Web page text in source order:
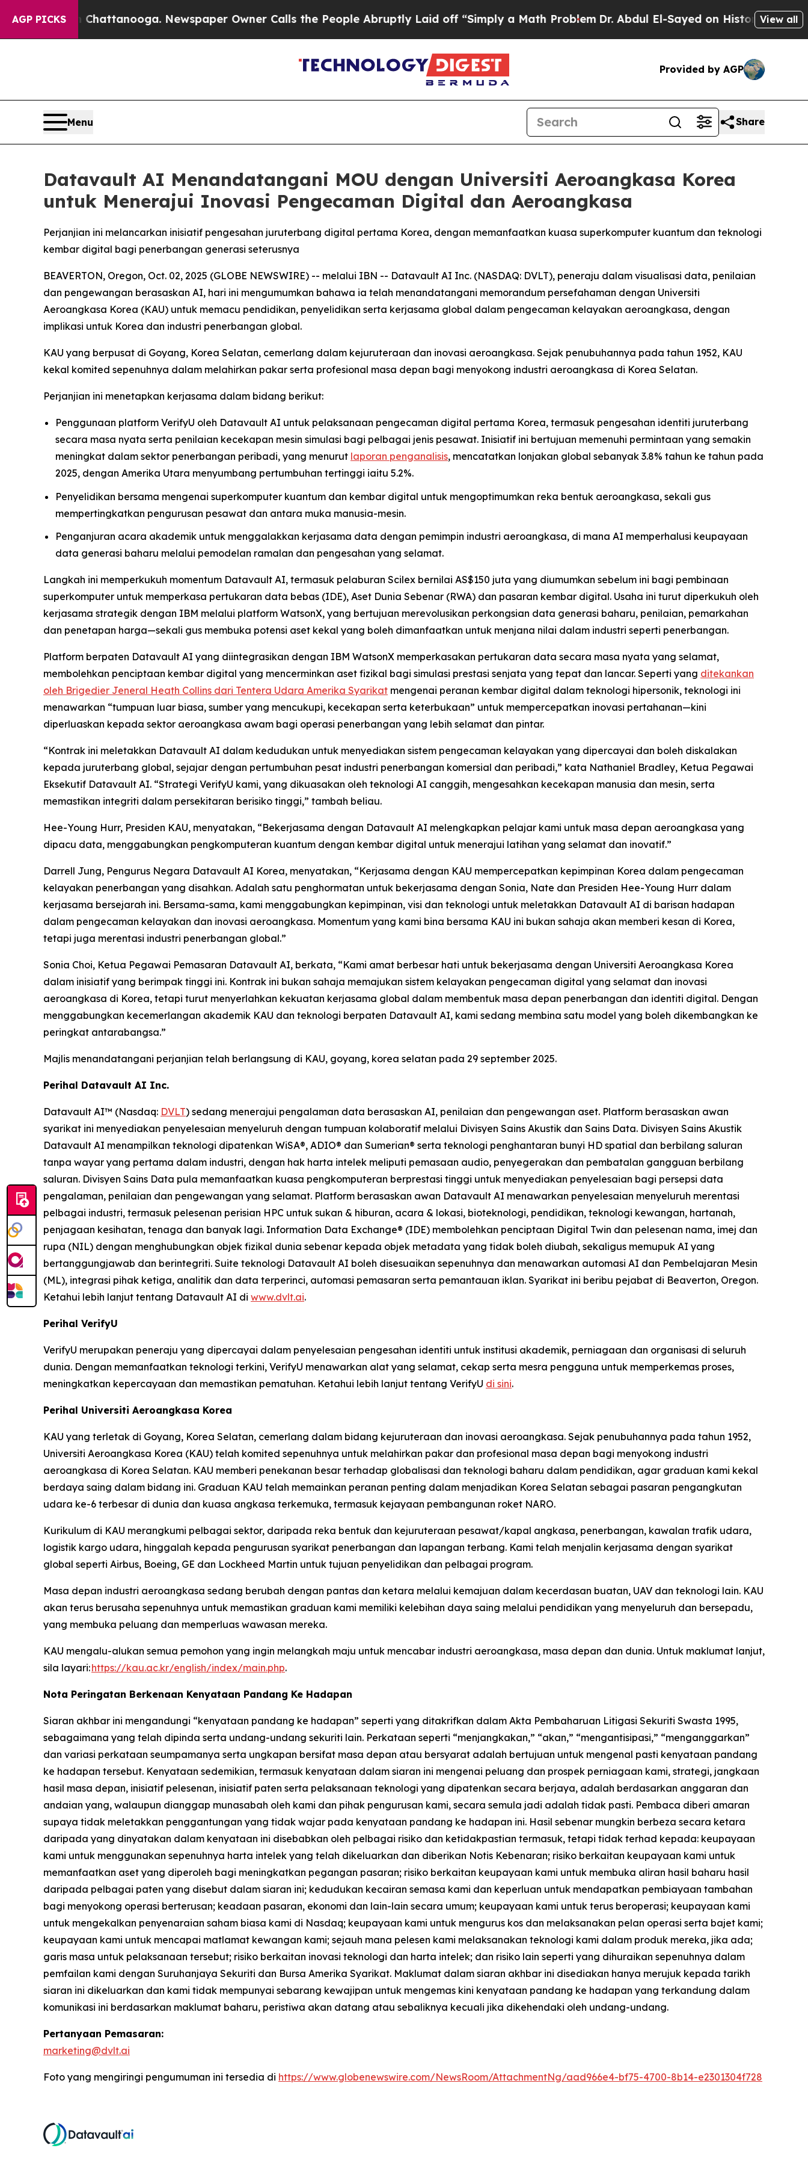
AGP PICKS
in Chattanooga. Newspaper Owner Calls the People Abruptly Laid off “Simply a Math Problem Dr. Abdul El-Sayed on Historic Michigan Win:View all
Provided by AGP
Menu Share
Datavault AI Menandatangani MOU dengan Universiti Aeroangkasa Korea
untuk Menerajui Inovasi Pengecaman Digital dan Aeroangkasa
Perjanjian ini melancarkan inisiatif pengesahan juruterbang digital pertama Korea, dengan memanfaatkan kuasa superkomputer kuantum dan teknologi
kembar digital bagi penerbangan generasi seterusnya
BEAVERTON, Oregon, Oct. 02, 2025 (GLOBE NEWSWIRE) -- melalui IBN -- Datavault AI Inc. (NASDAQ: DVLT), peneraju dalam visualisasi data, penilaian
dan pengewangan berasaskan AI, hari ini mengumumkan bahawa ia telah menandatangani memorandum persefahaman dengan Universiti
Aeroangkasa Korea (KAU) untuk memacu pendidikan, penyelidikan serta kerjasama global dalam pengecaman kelayakan aeroangkasa, dengan
implikasi untuk Korea dan industri penerbangan global.
KAU yang berpusat di Goyang, Korea Selatan, cemerlang dalam kejuruteraan dan inovasi aeroangkasa. Sejak penubuhannya pada tahun 1952, KAU
kekal komited sepenuhnya dalam melahirkan pakar serta profesional masa depan bagi menyokong industri aeroangkasa di Korea Selatan.
Perjanjian ini menetapkan kerjasama dalam bidang berikut:
Penggunaan platform VerifyU oleh Datavault AI untuk pelaksanaan pengecaman digital pertama Korea, termasuk pengesahan identiti juruterbang
secara masa nyata serta penilaian kecekapan mesin simulasi bagi pelbagai jenis pesawat. Inisiatif ini bertujuan memenuhi permintaan yang semakin
meningkat dalam sektor penerbangan peribadi, yang menurut laporan penganalisis, mencatatkan lonjakan global sebanyak 3.8% tahun ke tahun pada
2025, dengan Amerika Utara menyumbang pertumbuhan tertinggi iaitu 5.2%.
Penyelidikan bersama mengenai superkomputer kuantum dan kembar digital untuk mengoptimumkan reka bentuk aeroangkasa, sekali gus
mempertingkatkan pengurusan pesawat dan antara muka manusia-mesin.
Penganjuran acara akademik untuk menggalakkan kerjasama data dengan pemimpin industri aeroangkasa, di mana AI memperhalusi keupayaan
data generasi baharu melalui pemodelan ramalan dan pengesahan yang selamat.
Langkah ini memperkukuh momentum Datavault AI, termasuk pelaburan Scilex bernilai AS$150 juta yang diumumkan sebelum ini bagi pembinaan
superkomputer untuk memperkasa pertukaran data bebas (IDE), Aset Dunia Sebenar (RWA) dan pasaran kembar digital. Usaha ini turut diperkukuh oleh
kerjasama strategik dengan IBM melalui platform WatsonX, yang bertujuan merevolusikan perkongsian data generasi baharu, penilaian, pemarkahan
dan penetapan harga—sekali gus membuka potensi aset kekal yang boleh dimanfaatkan untuk menjana nilai dalam industri seperti penerbangan.
Platform berpaten Datavault AI yang diintegrasikan dengan IBM WatsonX memperkasakan pertukaran data secara masa nyata yang selamat,
membolehkan penciptaan kembar digital yang mencerminkan aset fizikal bagi simulasi prestasi senjata yang tepat dan lancar. Seperti yang ditekankan
oleh Brigedier Jeneral Heath Collins dari Tentera Udara Amerika Syarikat mengenai peranan kembar digital dalam teknologi hipersonik, teknologi ini
menawarkan “tumpuan luar biasa, sumber yang mencukupi, kecekapan serta keterbukaan” untuk mempercepatkan inovasi pertahanan—kini
diperluaskan kepada sektor aeroangkasa awam bagi operasi penerbangan yang lebih selamat dan pintar.
“Kontrak ini meletakkan Datavault AI dalam kedudukan untuk menyediakan sistem pengecaman kelayakan yang dipercayai dan boleh diskalakan
kepada juruterbang global, sejajar dengan pertumbuhan pesat industri penerbangan komersial dan peribadi,” kata Nathaniel Bradley, Ketua Pegawai
Eksekutif Datavault AI. “Strategi VerifyU kami, yang dikuasakan oleh teknologi AI canggih, mengesahkan kecekapan manusia dan mesin, serta
memastikan integriti dalam persekitaran berisiko tinggi,” tambah beliau.
Hee-Young Hurr, Presiden KAU, menyatakan, “Bekerjasama dengan Datavault AI melengkapkan pelajar kami untuk masa depan aeroangkasa yang
dipacu data, menggabungkan pengkomputeran kuantum dengan kembar digital untuk menerajui latihan yang selamat dan inovatif.”
Darrell Jung, Pengurus Negara Datavault AI Korea, menyatakan, “Kerjasama dengan KAU mempercepatkan kepimpinan Korea dalam pengecaman
kelayakan penerbangan yang disahkan. Adalah satu penghormatan untuk bekerjasama dengan Sonia, Nate dan Presiden Hee-Young Hurr dalam
kerjasama bersejarah ini. Bersama-sama, kami menggabungkan kepimpinan, visi dan teknologi untuk meletakkan Datavault AI di barisan hadapan
dalam pengecaman kelayakan dan inovasi aeroangkasa. Momentum yang kami bina bersama KAU ini bukan sahaja akan memberi kesan di Korea,
tetapi juga merentasi industri penerbangan global.”
Sonia Choi, Ketua Pegawai Pemasaran Datavault AI, berkata, “Kami amat berbesar hati untuk bekerjasama dengan Universiti Aeroangkasa Korea
dalam inisiatif yang berimpak tinggi ini. Kontrak ini bukan sahaja memajukan sistem kelayakan pengecaman digital yang selamat dan inovasi
aeroangkasa di Korea, tetapi turut menyerlahkan kekuatan kerjasama global dalam membentuk masa depan penerbangan dan identiti digital. Dengan
menggabungkan kecemerlangan akademik KAU dan teknologi berpaten Datavault AI, kami sedang membina satu model yang boleh dikembangkan ke
peringkat antarabangsa.”
Majlis menandatangani perjanjian telah berlangsung di KAU, goyang, korea selatan pada 29 september 2025.
Perihal Datavault AI Inc.
Datavault AI™ (Nasdaq: DVLT) sedang menerajui pengalaman data berasaskan AI, penilaian dan pengewangan aset. Platform berasaskan awan
syarikat ini menyediakan penyelesaian menyeluruh dengan tumpuan kolaboratif melalui Divisyen Sains Akustik dan Sains Data. Divisyen Sains Akustik
Datavault AI menampilkan teknologi dipatenkan WiSA®, ADIO® dan Sumerian® serta teknologi penghantaran bunyi HD spatial dan berbilang saluran
tanpa wayar yang pertama dalam industri, dengan hak harta intelek meliputi pemasaan audio, penyegerakan dan pembatalan gangguan berbilang
saluran. Divisyen Sains Data pula memanfaatkan kuasa pengkomputeran berprestasi tinggi untuk menyediakan penyelesaian bagi persepsi data
pengalaman, penilaian dan pengewangan yang selamat. Platform berasaskan awan Datavault AI menawarkan penyelesaian menyeluruh merentasi
pelbagai industri, termasuk pelesenan perisian HPC untuk sukan & hiburan, acara & lokasi, bioteknologi, pendidikan, teknologi kewangan, hartanah,
penjagaan kesihatan, tenaga dan banyak lagi. Information Data Exchange® (IDE) membolehkan penciptaan Digital Twin dan pelesenan nama, imej dan
rupa (NIL) dengan menghubungkan objek fizikal dunia sebenar kepada objek metadata yang tidak boleh diubah, sekaligus memupuk AI yang
bertanggungjawab dan berintegriti. Suite teknologi Datavault AI boleh disesuaikan sepenuhnya dan menawarkan automasi AI dan Pembelajaran Mesin
(ML), integrasi pihak ketiga, analitik dan data terperinci, automasi pemasaran serta pemantauan iklan. Syarikat ini beribu pejabat di Beaverton, Oregon.
Ketahui lebih lanjut tentang Datavault AI di www.dvlt.ai.
Perihal VerifyU
VerifyU merupakan peneraju yang dipercayai dalam penyelesaian pengesahan identiti untuk institusi akademik, perniagaan dan organisasi di seluruh
dunia. Dengan memanfaatkan teknologi terkini, VerifyU menawarkan alat yang selamat, cekap serta mesra pengguna untuk memperkemas proses,
meningkatkan kepercayaan dan memastikan pematuhan. Ketahui lebih lanjut tentang VerifyU di sini.
Perihal Universiti Aeroangkasa Korea
KAU yang terletak di Goyang, Korea Selatan, cemerlang dalam bidang kejuruteraan dan inovasi aeroangkasa. Sejak penubuhannya pada tahun 1952,
Universiti Aeroangkasa Korea (KAU) telah komited sepenuhnya untuk melahirkan pakar dan profesional masa depan bagi menyokong industri
aeroangkasa di Korea Selatan. KAU memberi penekanan besar terhadap globalisasi dan teknologi baharu dalam pendidikan, agar graduan kami kekal
berdaya saing dalam bidang ini. Graduan KAU telah memainkan peranan penting dalam menjadikan Korea Selatan sebagai pasaran pengangkutan
udara ke-6 terbesar di dunia dan kuasa angkasa terkemuka, termasuk kejayaan pembangunan roket NARO.
Kurikulum di KAU merangkumi pelbagai sektor, daripada reka bentuk dan kejuruteraan pesawat/kapal angkasa, penerbangan, kawalan trafik udara,
logistik kargo udara, hinggalah kepada pengurusan syarikat penerbangan dan lapangan terbang. Kami telah menjalin kerjasama dengan syarikat
global seperti Airbus, Boeing, GE dan Lockheed Martin untuk tujuan penyelidikan dan pelbagai program.
Masa depan industri aeroangkasa sedang berubah dengan pantas dan ketara melalui kemajuan dalam kecerdasan buatan, UAV dan teknologi lain. KAU
akan terus berusaha sepenuhnya untuk memastikan graduan kami memiliki kelebihan daya saing melalui pendidikan yang menyeluruh dan bersepadu,
yang membuka peluang dan memperluas wawasan mereka.
KAU mengalu-alukan semua pemohon yang ingin melangkah maju untuk mencabar industri aeroangkasa, masa depan dan dunia. Untuk maklumat lanjut,
sila layari:https://kau.ac.kr/english/index/main.php.
Nota Peringatan Berkenaan Kenyataan Pandang Ke Hadapan
Siaran akhbar ini mengandungi “kenyataan pandang ke hadapan” seperti yang ditakrifkan dalam Akta Pembaharuan Litigasi Sekuriti Swasta 1995,
sebagaimana yang telah dipinda serta undang-undang sekuriti lain. Perkataan seperti “menjangkakan,” “akan,” “mengantisipasi,” “menganggarkan”
dan variasi perkataan seumpamanya serta ungkapan bersifat masa depan atau bersyarat adalah bertujuan untuk mengenal pasti kenyataan pandang
ke hadapan tersebut. Kenyataan sedemikian, termasuk kenyataan dalam siaran ini mengenai peluang dan prospek perniagaan kami, strategi, jangkaan
hasil masa depan, inisiatif pelesenan, inisiatif paten serta pelaksanaan teknologi yang dipatenkan secara berjaya, adalah berdasarkan anggaran dan
andaian yang, walaupun dianggap munasabah oleh kami dan pihak pengurusan kami, secara semula jadi adalah tidak pasti. Pembaca diberi amaran
supaya tidak meletakkan penggantungan yang tidak wajar pada kenyataan pandang ke hadapan ini. Hasil sebenar mungkin berbeza secara ketara
daripada yang dinyatakan dalam kenyataan ini disebabkan oleh pelbagai risiko dan ketidakpastian termasuk, tetapi tidak terhad kepada: keupayaan
kami untuk menggunakan sepenuhnya harta intelek yang telah dikeluarkan dan diberikan Notis Kebenaran; risiko berkaitan keupayaan kami untuk
memanfaatkan aset yang diperoleh bagi meningkatkan pegangan pasaran; risiko berkaitan keupayaan kami untuk membuka aliran hasil baharu hasil
daripada pelbagai paten yang disebut dalam siaran ini; kedudukan kecairan semasa kami dan keperluan untuk mendapatkan pembiayaan tambahan
bagi menyokong operasi berterusan; keadaan pasaran, ekonomi dan lain-lain secara umum; keupayaan kami untuk terus beroperasi; keupayaan kami
untuk mengekalkan penyenaraian saham biasa kami di Nasdaq; keupayaan kami untuk mengurus kos dan melaksanakan pelan operasi serta bajet kami;
keupayaan kami untuk mencapai matlamat kewangan kami; sejauh mana pelesen kami melaksanakan teknologi kami dalam produk mereka, jika ada;
garis masa untuk pelaksanaan tersebut; risiko berkaitan inovasi teknologi dan harta intelek; dan risiko lain seperti yang dihuraikan sepenuhnya dalam
pemfailan kami dengan Suruhanjaya Sekuriti dan Bursa Amerika Syarikat. Maklumat dalam siaran akhbar ini disediakan hanya merujuk kepada tarikh
siaran ini dikeluarkan dan kami tidak mempunyai sebarang kewajipan untuk mengemas kini kenyataan pandang ke hadapan yang terkandung dalam
komunikasi ini berdasarkan maklumat baharu, peristiwa akan datang atau sebaliknya kecuali jika dikehendaki oleh undang-undang.
Pertanyaan Pemasaran:
marketing@dvlt.ai
Foto yang mengiringi pengumuman ini tersedia di https://www.globenewswire.com/NewsRoom/AttachmentNg/aad966e4-bf75-4700-8b14-e2301304f728